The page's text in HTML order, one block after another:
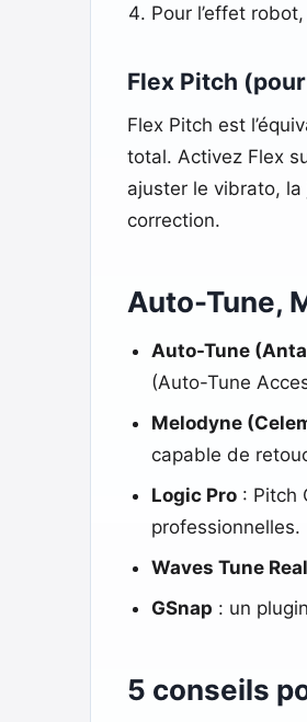
Pour l’effet
Flex Pitch
Flex Pitch est
total. Activez Flex
ajuster le vibrato, la
correction.
Auto-Tune,
Auto-Tune
(Auto-Tune
Melodyne
capable de
Logic Pro: Pitch
professionnelles.
Waves Tune
GSnap : un
5 conseils